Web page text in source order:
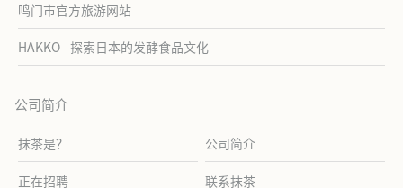
鸣门市官方旅游网站
HAKKO - 探索日本的发酵食品文化
公司简介
抹茶是？ 公司简介
正在招聘 联系抹茶